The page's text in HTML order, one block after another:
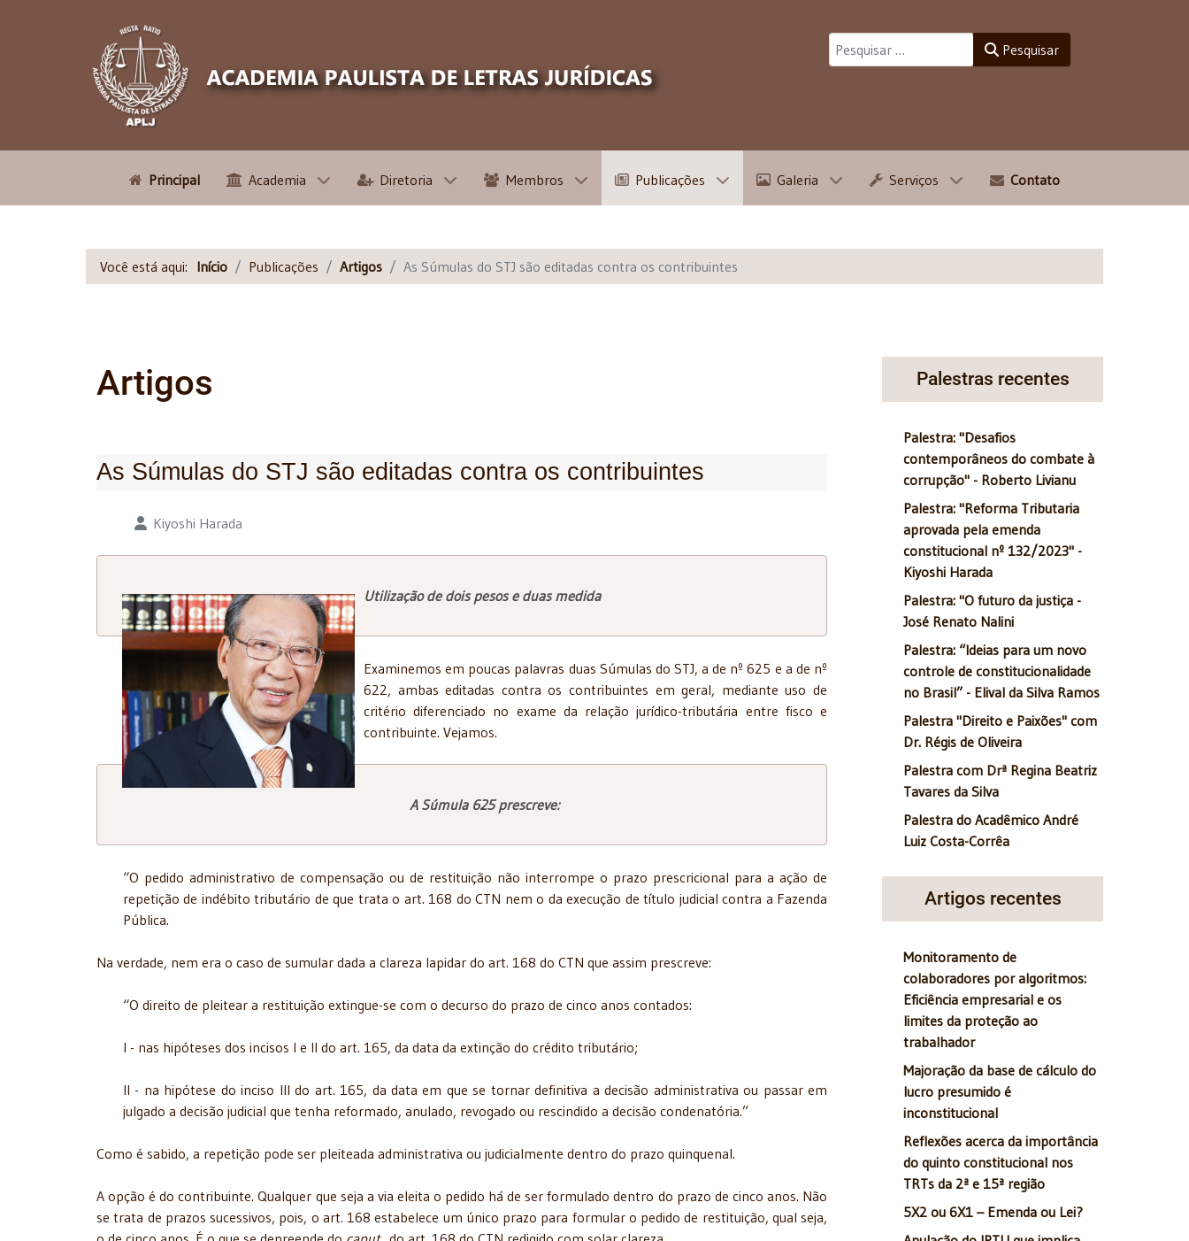
Pesquisar
Principal Academia Diretoria Membros Publicações Galeria Serviços Contato
Você está aqui: Início Publicações Artigos As Súmulas do STJ são editadas contra os contribuintes
Artigos
As Súmulas do STJ são editadas contra os contribuintes
Detalhes Kiyoshi Harada
Utilização de dois pesos e duas medida
Examinemos em poucas palavras duas Súmulas do STJ, a de nº 625 e a de nº
622, ambas editadas contra os contribuintes em geral, mediante uso de
critério diferenciado no exame da relação jurídico-tributária entre fisco e
contribuinte. Vejamos.
A Súmula 625 prescreve:
“O pedido administrativo de compensação ou de restituição não interrompe o prazo prescricional para a ação de
repetição de indébito tributário de que trata o art. 168 do CTN nem o da execução de título judicial contra a Fazenda
Pública.
Na verdade, nem era o caso de sumular dada a clareza lapidar do art. 168 do CTN que assim prescreve:
“O direito de pleitear a restituição extingue-se com o decurso do prazo de cinco anos contados:
I - nas hipóteses dos incisos I e II do art. 165, da data da extinção do crédito tributário;
II - na hipótese do inciso III do art. 165, da data em que se tornar definitiva a decisão administrativa ou passar em
julgado a decisão judicial que tenha reformado, anulado, revogado ou rescindido a decisão condenatória.”
Como é sabido, a repetição pode ser pleiteada administrativa ou judicialmente dentro do prazo quinquenal.
A opção é do contribuinte. Qualquer que seja a via eleita o pedido há de ser formulado dentro do prazo de cinco anos. Não
se trata de prazos sucessivos, pois, o art. 168 estabelece um único prazo para formular o pedido de restituição, qual seja,
Palestras recentes
Palestra: "Desafios
contemporâneos do combate à
corrupção" - Roberto Livianu
Palestra: "Reforma Tributaria
aprovada pela emenda
constitucional nº 132/2023" -
Kiyoshi Harada
Palestra: "O futuro da justiça -
José Renato Nalini
Palestra: “Ideias para um novo
controle de constitucionalidade
no Brasil” - Elival da Silva Ramos
Palestra "Direito e Paixões" com
Dr. Régis de Oliveira
Palestra com Drª Regina Beatriz
Tavares da Silva
Palestra do Acadêmico André
Luiz Costa-Corrêa
Artigos recentes
Monitoramento de
colaboradores por algoritmos:
Eficiência empresarial e os
limites da proteção ao
trabalhador
Majoração da base de cálculo do
lucro presumido é
inconstitucional
Reflexões acerca da importância
do quinto constitucional nos
TRTs da 2ª e 15ª região
5X2 ou 6X1 – Emenda ou Lei?